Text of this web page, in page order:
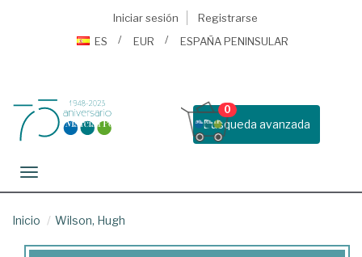
Iniciar sesión
Registrarse
ES
EUR ESPAÑA PENINSULAR
Busqueda avanzada
0
Toggle navigation
Inicio Wilson, Hugh